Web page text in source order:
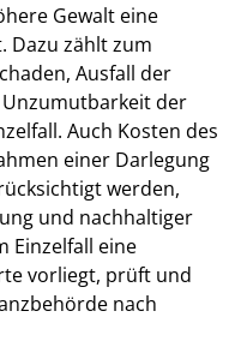
Gewalt eine
Dazu zählt zum
Ausfall der
Unzumutbarkeit der
Auch Kosten des
einer Darlegung
werden,
und nachhaltiger
Einzelfall eine
vorliegt, prüft und
nach